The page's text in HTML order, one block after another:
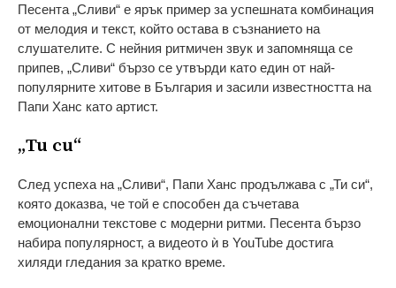
Песента „Сливи“ е ярък пример за успешната комбинация
от мелодия и текст, който остава в съзнанието на
слушателите. С нейния ритмичен звук и запомняща се
припев, „Сливи“ бързо се утвърди като един от най-
популярните хитове в България и засили известността на
Папи Ханс като артист.
„Ти си“
След успеха на „Сливи“, Папи Ханс продължава с „Ти си“,
която доказва, че той е способен да съчетава
емоционални текстове с модерни ритми. Песента бързо
набира популярност, а видеото ѝ в YouTube достига
хиляди гледания за кратко време.